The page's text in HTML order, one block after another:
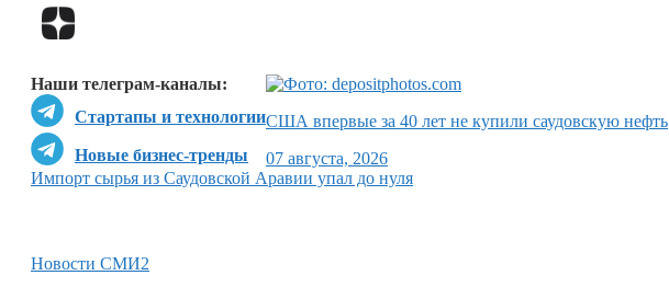
Наши телеграм-каналы:
Стартапы и технологии
Новые бизнес-тренды
США впервые за 40 лет не купили саудовскую нефть
07 августа, 2026
Импорт сырья из Саудовской Аравии упал до нуля
Новости СМИ2